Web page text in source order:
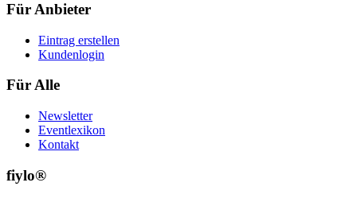
Für Anbieter
Eintrag erstellen
Kundenlogin
Für Alle
Newsletter
Eventlexikon
Kontakt
fiylo®